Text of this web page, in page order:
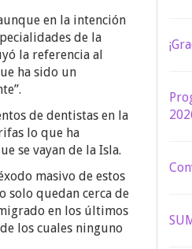
en la intención
de la
la referencia al
ha sido un
de dentistas en la
lo que ha
se vayan de la Isla.
masivo de estos
solo quedan cerca de
en los últimos
los cuales ninguno